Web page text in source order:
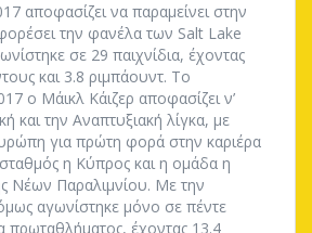
αποφασίζει να παραμείνει στην
την φανέλα των Salt Lake
σε 29 παιχνίδια, έχοντας
και 3.8 ριμπάουντ. Το
ο Μάικλ Κάιζερ αποφασίζει ν’
και την Αναπτυξιακή λίγκα, με
για πρώτη φορά στην καριέρα
η Κύπρος και η ομάδα η
Νέων Παραλιμνίου. Με την
αγωνίστηκε μόνο σε πέντε
πρωταθλήματος, έχοντας 13.4